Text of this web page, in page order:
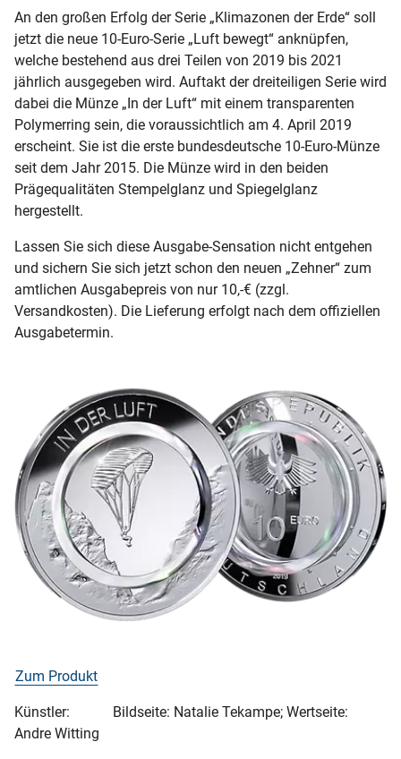
An den großen Erfolg der Serie „Klimazonen der Erde“ soll
jetzt die neue 10-Euro-Serie „Luft bewegt“ anknüpfen,
welche bestehend aus drei Teilen von 2019 bis 2021
jährlich ausgegeben wird. Auftakt der dreiteiligen Serie wird
dabei die Münze „In der Luft“ mit einem transparenten
Polymerring sein, die voraussichtlich am 4. April 2019
erscheint. Sie ist die erste bundesdeutsche 10-Euro-Münze
seit dem Jahr 2015. Die Münze wird in den beiden
Prägequalitäten Stempelglanz und Spiegelglanz
hergestellt.
Lassen Sie sich diese Ausgabe-Sensation nicht entgehen
und sichern Sie sich jetzt schon den neuen „Zehner“ zum
amtlichen Ausgabepreis von nur 10,-€ (zzgl.
Versandkosten). Die Lieferung erfolgt nach dem offiziellen
Ausgabetermin.
Zum Produkt
Künstler: Bildseite: Natalie Tekampe; Wertseite:
Andre Witting